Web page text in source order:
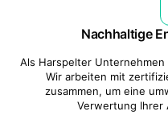
Nachhaltige
Als Harspelter
Wir arbeiten mit
zusammen, um eine
Verwertung Ihrer